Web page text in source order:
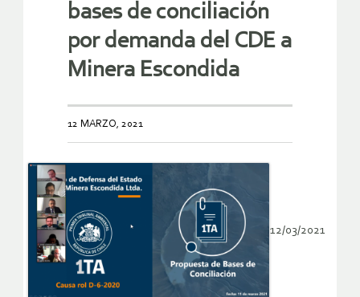
bases de conciliación
por demanda del CDE a
Minera Escondida
12 MARZO, 2021
12/03/2021